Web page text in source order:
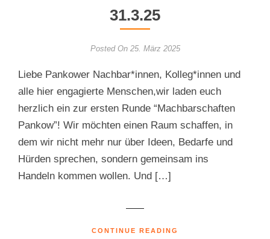
31.3.25
Posted On 25. März 2025
Liebe Pankower Nachbar*innen, Kolleg*innen und
alle hier engagierte Menschen,wir laden euch
herzlich ein zur ersten Runde “Machbarschaften
Pankow”! Wir möchten einen Raum schaffen, in
dem wir nicht mehr nur über Ideen, Bedarfe und
Hürden sprechen, sondern gemeinsam ins
Handeln kommen wollen. Und […]
CONTINUE READING